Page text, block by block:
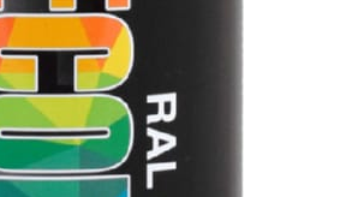
RAL professional для
древесины,
поверхностей и